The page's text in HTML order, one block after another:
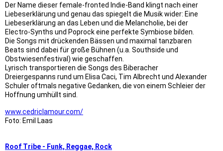
Der Name dieser female-fronted Indie-Band klingt nach einer
Liebeserklärung und genau das spiegelt die Musik wider: Eine
Liebeserklärung an das Leben und die Melancholie, bei der
Electro-Synths und Poprock eine perfekte Symbiose bilden.
Die Songs mit drückenden Bässen und maximal tanzbaren
Beats sind dabei für große Bühnen (u.a. Southside und
Obstwiesenfestival) wie geschaffen.
Lyrisch transportieren die Songs des Biberacher
Dreiergespanns rund um Elisa Caci, Tim Albrecht und Alexander
Schuler oftmals negative Gedanken, die von einem Schleier der
Hoffnung umhüllt sind.
www.cedriclamour.com/
Foto: Emil Laas
Roof Tribe - Funk, Reggae, Rock